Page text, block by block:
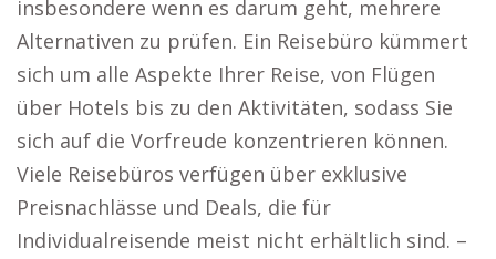
insbesondere wenn es darum geht, mehrere
Alternativen zu prüfen. Ein Reisebüro kümmert
sich um alle Aspekte Ihrer Reise, von Flügen
über Hotels bis zu den Aktivitäten, sodass Sie
sich auf die Vorfreude konzentrieren können.
Viele Reisebüros verfügen über exklusive
Preisnachlässe und Deals, die für
Individualreisende meist nicht erhältlich sind. –